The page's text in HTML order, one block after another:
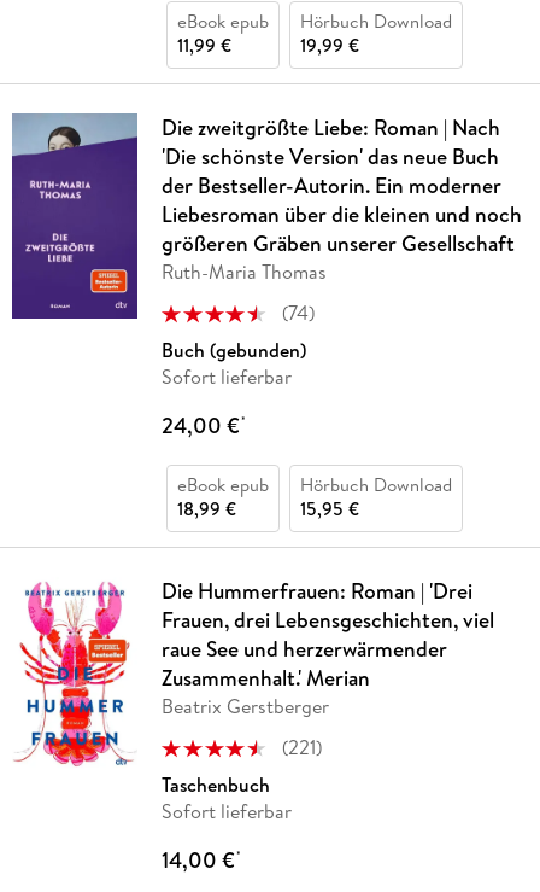
eBook epub
11,99 €
Hörbuch Download
19,99 €
Die zweitgrößte Liebe: Roman | Nach
'Die schönste Version' das neue Buch
der Bestseller-Autorin. Ein moderner
Liebesroman über die kleinen und noch
größeren Gräben unserer Gesellschaft
Ruth-Maria Thomas
(74)
Buch (gebunden)
Sofort lieferbar
24,00 €*
eBook epub
18,99 €
Hörbuch Download
15,95 €
Die Hummerfrauen: Roman | 'Drei
Frauen, drei Lebensgeschichten, viel
raue See und herzerwärmender
Zusammenhalt.' Merian
Beatrix Gerstberger
(221)
Taschenbuch
Sofort lieferbar
14,00 €*